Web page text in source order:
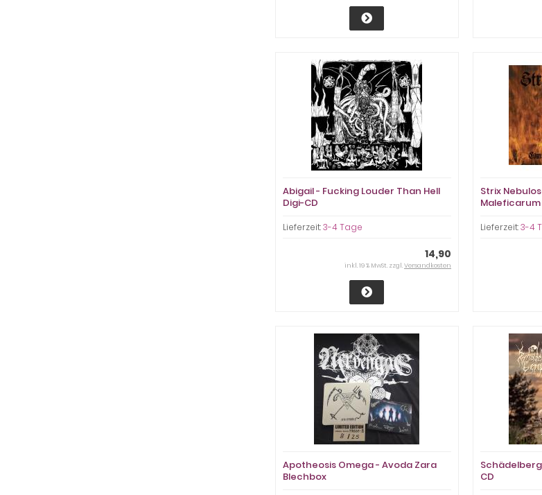
Abigail - Fucking Louder Than Hell
Digi-CD
Lieferzeit:3-4 Tage
14,90
inkl. 19 % MwSt. zzgl.Versandkosten
Strix
Maleficarum
Lieferzeit:3-4
Apotheosis Omega - Avoda Zara
Blechbox
CD